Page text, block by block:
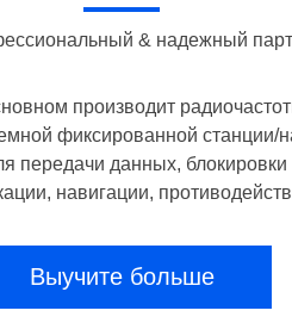
& надежный
производит
фиксированной станции/
данных,
навигации,
Выучите больше